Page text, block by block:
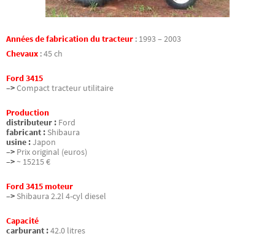
Années de fabrication du tracteur : 1993 – 2003
Chevaux :45 ch
Ford 3415
–>Compact tracteur utilitaire
Production
distributeur : Ford
fabricant : Shibaura
usine :Japon
–> Prix original (euros)
–> ~ 15215 €
Ford 3415 moteur
–> Shibaura 2.2l 4-cyl diesel
Capacité
carburant :42.0 litres